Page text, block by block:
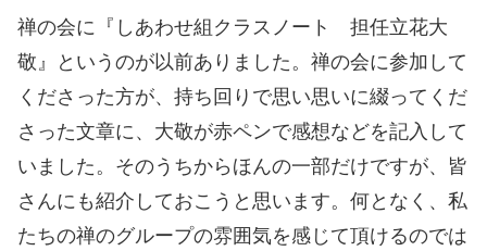
禅の会に『しあわせ組クラスノート 担任立花大
敬』というのが以前ありました。禅の会に参加して
くださった方が、持ち回りで思い思いに綴ってくだ
さった文章に、大敬が赤ペンで感想などを記入して
いました。そのうちからほんの一部だけですが、皆
さんにも紹介しておこうと思います。何となく、私
たちの禅のグループの雰囲気を感じて頂けるのでは